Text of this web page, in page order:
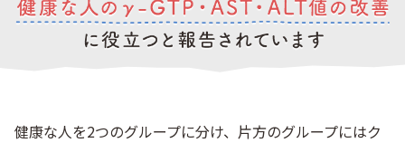
健康な人を2つのグループに分け、片方のグループにはク